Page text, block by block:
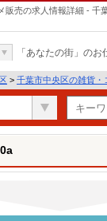
売の求人情報詳細 - 千
「あなたの街」の
> 千葉市中央区の雑貨・